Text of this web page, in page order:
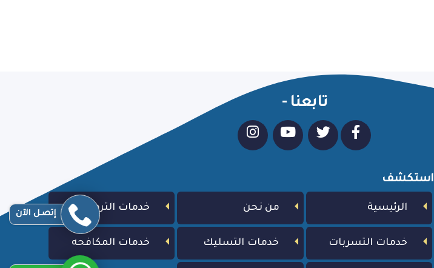
استكشف
الرئيسية من نحن خدمات الترميم
خدمات التسربات خدمات التسليك خدمات المكافحه
تابعنا -
إتصـل الآن